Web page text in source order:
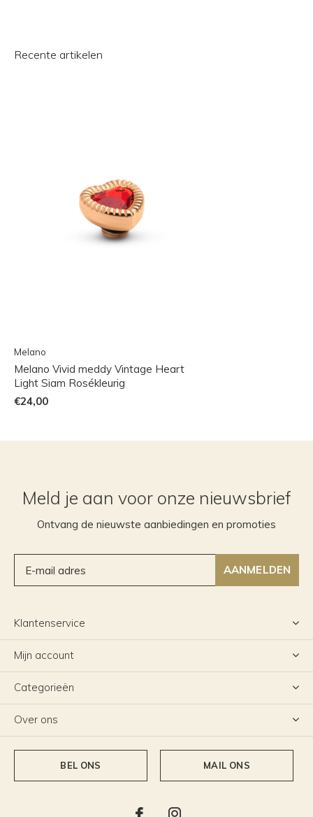
Recente artikelen
Melano
Melano Vivid meddy Vintage Heart
Light Siam Rosékleurig
€24,00
Meld je aan voor onze nieuwsbrief
Ontvang de nieuwste aanbiedingen en promoties
AANMELDEN
Klantenservice
Mijn account
Categorieën
Over ons
BEL ONS MAIL ONS